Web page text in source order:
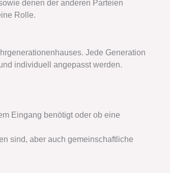
denen der anderen Parteien
Rolle.
Jede Generation
individuell angepasst werden.
Eingang benötigt oder ob eine
sind, aber auch gemeinschaftliche